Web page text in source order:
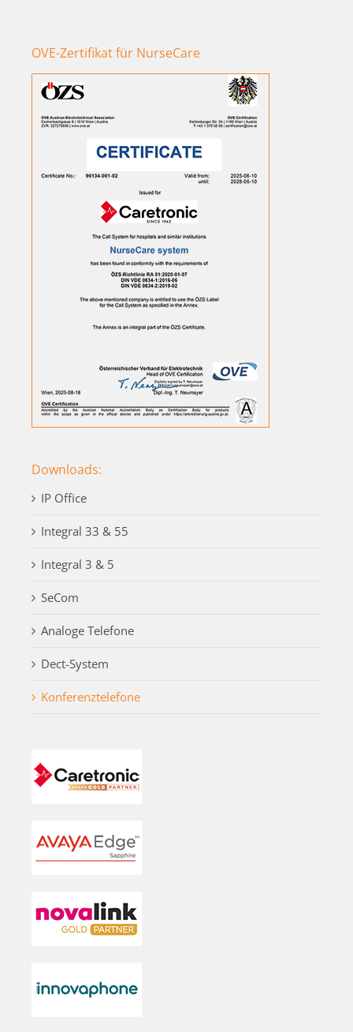
OVE-Zertifikat für NurseCare
Downloads:
IP Office
Integral 33 & 55
Integral 3 & 5
SeCom
Analoge Telefone
Dect-System
Konferenztelefone